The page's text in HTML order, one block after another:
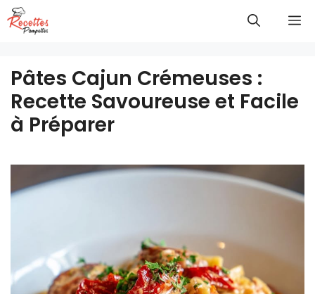
Aller
au
Pâtes Cajun Crémeuses :
Recette Savoureuse et Facile
à Préparer